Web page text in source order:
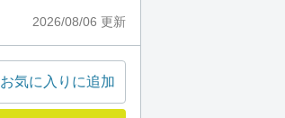
2026/08/06 更新
お気に入りに追加